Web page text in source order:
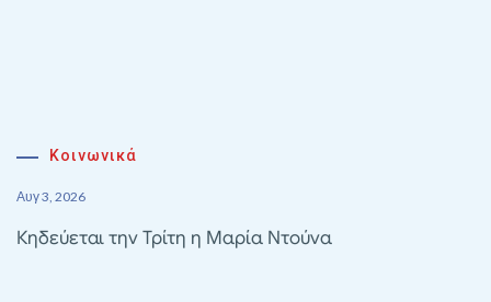
Κοινωνικά
Αυγ 3, 2026
Κηδεύεται την Τρίτη η Μαρία Ντούνα